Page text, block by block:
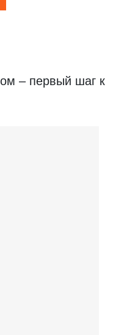
– первый шаг к